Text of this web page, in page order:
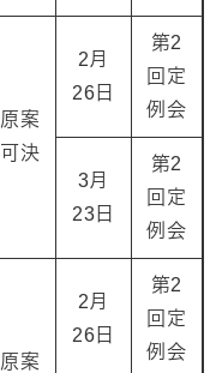
原案
可決
2月
26日
第2
回定
例会
3月
23日
第2
回定
例会
原案
2月
26日
第2
回定
例会